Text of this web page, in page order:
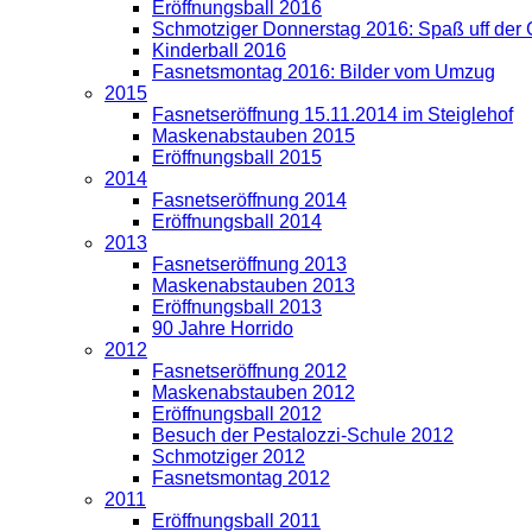
Eröffnungsball 2016
Schmotziger Donnerstag 2016: Spaß uff der
Kinderball 2016
Fasnetsmontag 2016: Bilder vom Umzug
2015
Fasnetseröffnung 15.11.2014 im Steiglehof
Maskenabstauben 2015
Eröffnungsball 2015
2014
Fasnetseröffnung 2014
Eröffnungsball 2014
2013
Fasnetseröffnung 2013
Maskenabstauben 2013
Eröffnungsball 2013
90 Jahre Horrido
2012
Fasnetseröffnung 2012
Maskenabstauben 2012
Eröffnungsball 2012
Besuch der Pestalozzi-Schule 2012
Schmotziger 2012
Fasnetsmontag 2012
2011
Eröffnungsball 2011